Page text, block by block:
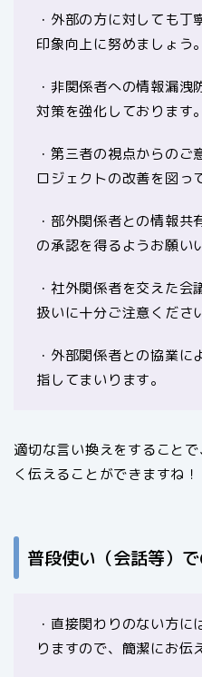
・外部の方に対しても
印象向上に努めましょう。
・非関係者への情報漏
対策を強化しております。
・第三者の視点からの
ロジェクトの改善を図っ
・部外関係者との情報
の承認を得るようお願い
・社外関係者を交えた
扱いに十分ご注意くださ
・外部関係者との協業
指してまいります。
適切な言い換えをすること
く伝えることができますね！
普段使い（会話等）
・直接関わりのない方
りますので、簡潔にお伝